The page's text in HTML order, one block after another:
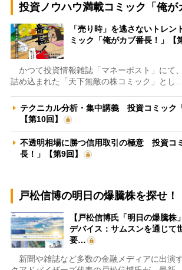
投資ノウハウ満載コミック「俺が
「売り時」を逃さないトレ
ミック「俺がカブ番長！」【
かつて投資情報雑誌「マネーポスト」にて
詰め込まれた「天下無敵の株コミック」とし…
テクニカル分析・集中講義 投資コミック
【第10回】
不透明相場に勝つ信用取引の極意 投資コ
長！」【第9回】
戸松信博の明日の爆騰株を探せ！
【戸松信博氏「明日の爆騰株
デバイス：サムスンを通じて
要…
新聞や雑誌など多数の金融メディアに出演